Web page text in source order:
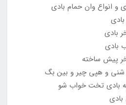
و انواع وان حمام بادی
بادی
بادی
پیش ساخته
شنی و هپی چیر و بین بگ
بادی تخت خواب شو
بادی